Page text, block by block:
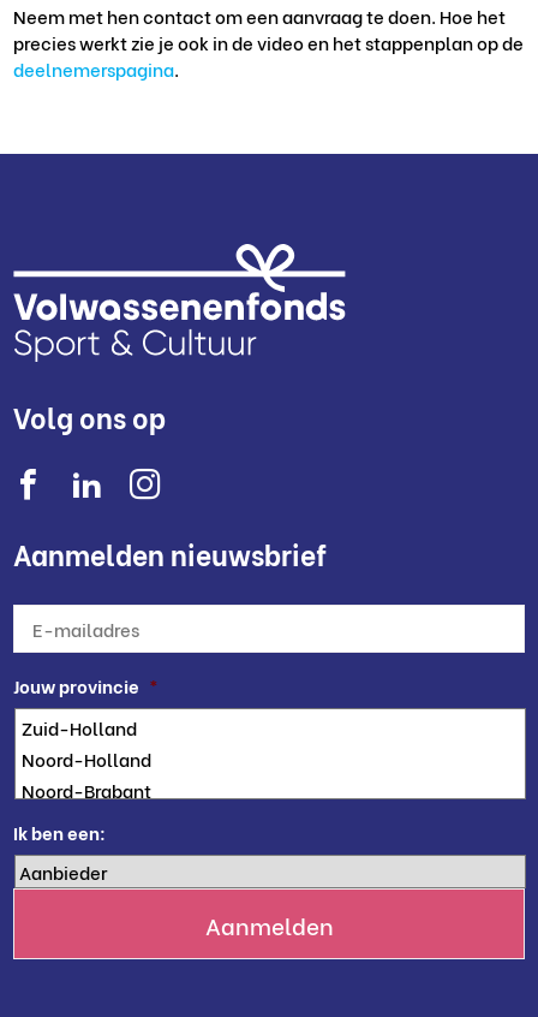
Neem met hen contact om een aanvraag te doen. Hoe het
precies werkt zie je ook in de video en het stappenplan op de
deelnemerspagina.
Volg ons op
Aanmelden nieuwsbrief
mailadres *
Jouw provincie *
Ik ben een: